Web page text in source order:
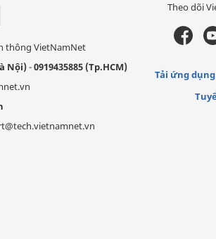
thông VietNamNet
Nội)-0919435885 (Tp.HCM)
Theo dõi
Tải ứng dụng